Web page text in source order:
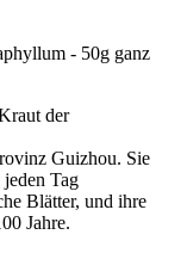
- 50g ganz
der
Guizhou. Sie
Tag
Blätter, und ihre
Jahre.